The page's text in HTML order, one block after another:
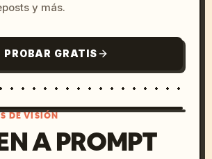
y más.
PROBAR GRATIS
DE VISIÓN
A PROMPT